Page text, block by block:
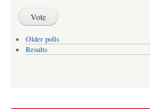
Older polls
Results